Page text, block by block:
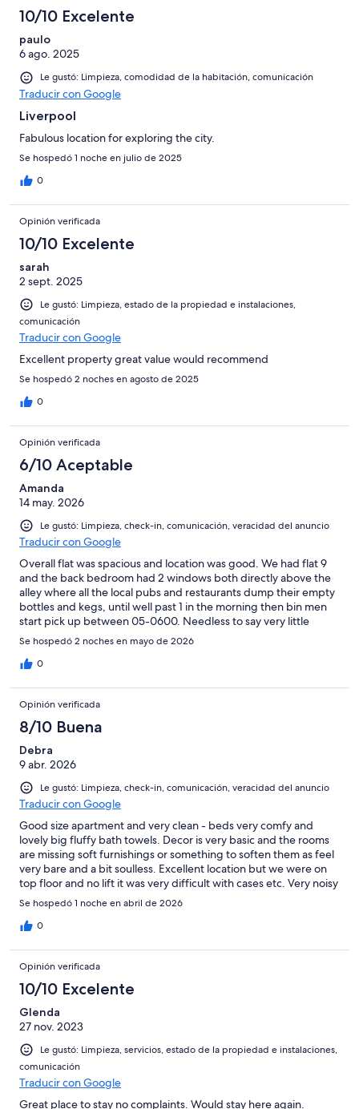
10/10 Excelente
paulo
6 ago. 2025
Le gustó: Limpieza, comodidad de la habitación, comunicación
Traducir con Google
Liverpool
Fabulous location for exploring the city.
Se hospedó 1 noche en julio de 2025
0
Opinión verificada
10/10 Excelente
sarah
2 sept. 2025
Le gustó: Limpieza, estado de la propiedad e instalaciones,
comunicación
Traducir con Google
Excellent property great value would recommend
Se hospedó 2 noches en agosto de 2025
0
Opinión verificada
6/10 Aceptable
Amanda
14 may. 2026
Le gustó: Limpieza, check-in, comunicación, veracidad del anuncio
Traducir con Google
Overall flat was spacious and location was good. We had flat 9
and the back bedroom had 2 windows both directly above the
alley where all the local pubs and restaurants dump their empty
bottles and kegs, until well past 1 in the morning then bin men
start pick up between 05-0600. Needless to say very little
sleep. This is not the rental agency fault as they do not control
this but just be aware of these outside conditions.
Se hospedó 2 noches en mayo de 2026
0
Opinión verificada
8/10 Buena
Debra
9 abr. 2026
Le gustó: Limpieza, check-in, comunicación, veracidad del anuncio
Traducir con Google
Good size apartment and very clean - beds very comfy and
lovely big fluffy bath towels. Decor is very basic and the rooms
are missing soft furnishings or something to soften them as feel
very bare and a bit soulless. Excellent location but we were on
top floor and no lift it was very difficult with cases etc. Very noisy
first thing with the bins and beer deliveries but to be expected
when in a highly populated hospitality area. Well worth the
money though.
Se hospedó 1 noche en abril de 2026
0
Opinión verificada
10/10 Excelente
Glenda
27 nov. 2023
Le gustó: Limpieza, servicios, estado de la propiedad e instalaciones,
comunicación
Traducir con Google
Great place to stay no complaints. Would stay here again.